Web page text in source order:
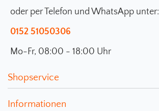
oder per Telefon und WhatsApp unter:
0152 51050306
Mo-Fr, 08:00 - 18:00 Uhr
Shopservice
Informationen